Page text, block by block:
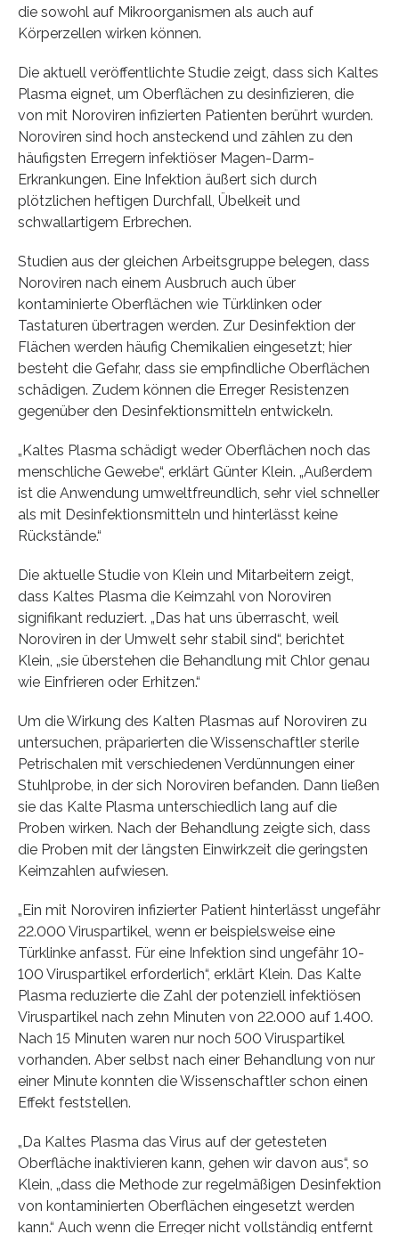
die sowohl auf Mikroorganismen als auch auf
Körperzellen wirken können.
Die aktuell veröffentlichte Studie zeigt, dass sich Kaltes
Plasma eignet, um Oberflächen zu desinfizieren, die
von mit Noroviren infizierten Patienten berührt wurden.
Noroviren sind hoch ansteckend und zählen zu den
häufigsten Erregern infektiöser Magen-Darm-
Erkrankungen. Eine Infektion äußert sich durch
plötzlichen heftigen Durchfall, Übelkeit und
schwallartigem Erbrechen.
Studien aus der gleichen Arbeitsgruppe belegen, dass
Noroviren nach einem Ausbruch auch über
kontaminierte Oberflächen wie Türklinken oder
Tastaturen übertragen werden. Zur Desinfektion der
Flächen werden häufig Chemikalien eingesetzt; hier
besteht die Gefahr, dass sie empfindliche Oberflächen
schädigen. Zudem können die Erreger Resistenzen
gegenüber den Desinfektionsmitteln entwickeln.
„Kaltes Plasma schädigt weder Oberflächen noch das
menschliche Gewebe“, erklärt Günter Klein. „Außerdem
ist die Anwendung umweltfreundlich, sehr viel schneller
als mit Desinfektionsmitteln und hinterlässt keine
Rückstände.“
Die aktuelle Studie von Klein und Mitarbeitern zeigt,
dass Kaltes Plasma die Keimzahl von Noroviren
signifikant reduziert. „Das hat uns überrascht, weil
Noroviren in der Umwelt sehr stabil sind“, berichtet
Klein, „sie überstehen die Behandlung mit Chlor genau
wie Einfrieren oder Erhitzen.“
Um die Wirkung des Kalten Plasmas auf Noroviren zu
untersuchen, präparierten die Wissenschaftler sterile
Petrischalen mit verschiedenen Verdünnungen einer
Stuhlprobe, in der sich Noroviren befanden. Dann ließen
sie das Kalte Plasma unterschiedlich lang auf die
Proben wirken. Nach der Behandlung zeigte sich, dass
die Proben mit der längsten Einwirkzeit die geringsten
Keimzahlen aufwiesen.
„Ein mit Noroviren infizierter Patient hinterlässt ungefähr
22.000 Viruspartikel, wenn er beispielsweise eine
Türklinke anfasst. Für eine Infektion sind ungefähr 10-
100 Viruspartikel erforderlich“, erklärt Klein. Das Kalte
Plasma reduzierte die Zahl der potenziell infektiösen
Viruspartikel nach zehn Minuten von 22.000 auf 1.400.
Nach 15 Minuten waren nur noch 500 Viruspartikel
vorhanden. Aber selbst nach einer Behandlung von nur
einer Minute konnten die Wissenschaftler schon einen
Effekt feststellen.
„Da Kaltes Plasma das Virus auf der getesteten
Oberfläche inaktivieren kann, gehen wir davon aus“, so
Klein, „dass die Methode zur regelmäßigen Desinfektion
von kontaminierten Oberflächen eingesetzt werden
kann.“ Auch wenn die Erreger nicht vollständig entfernt